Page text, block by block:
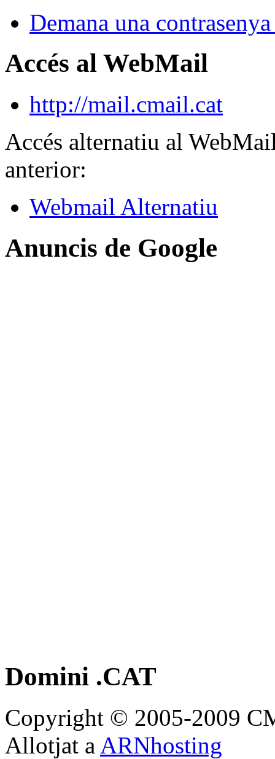
Demana una
Accés al WebMail
http://mail.cmail.cat
Accés alternatiu al
anterior:
Webmail Alternatiu
Anuncis de Google
Domini .CAT
Copyright © 2005-2009
Allotjat a ARNhosting